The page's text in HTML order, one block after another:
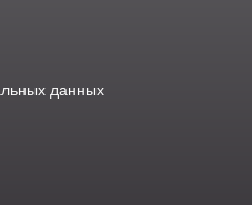
данных